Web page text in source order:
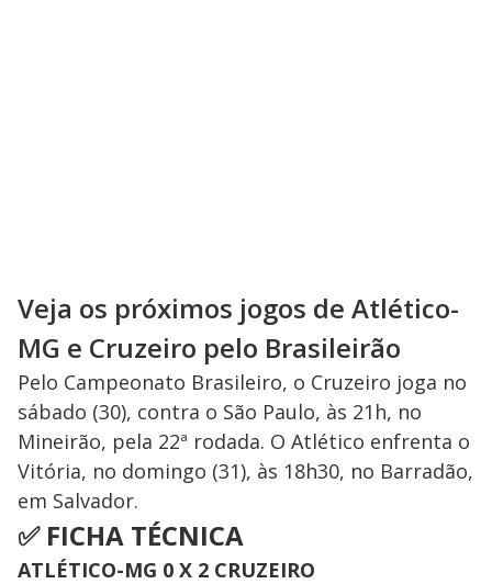
Veja os próximos jogos de Atlético-
MG e Cruzeiro pelo Brasileirão
Pelo Campeonato Brasileiro, o Cruzeiro joga no
sábado (30), contra o São Paulo, às 21h, no
Mineirão, pela 22ª rodada. O Atlético enfrenta o
Vitória, no domingo (31), às 18h30, no Barradão,
em Salvador.
✅ FICHA TÉCNICA
ATLÉTICO-MG 0 X 2 CRUZEIRO